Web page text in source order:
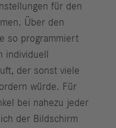
für den
Über den
so programmiert
der sonst viele
würde. Für
bei nahezu jeder
der Bildschirm